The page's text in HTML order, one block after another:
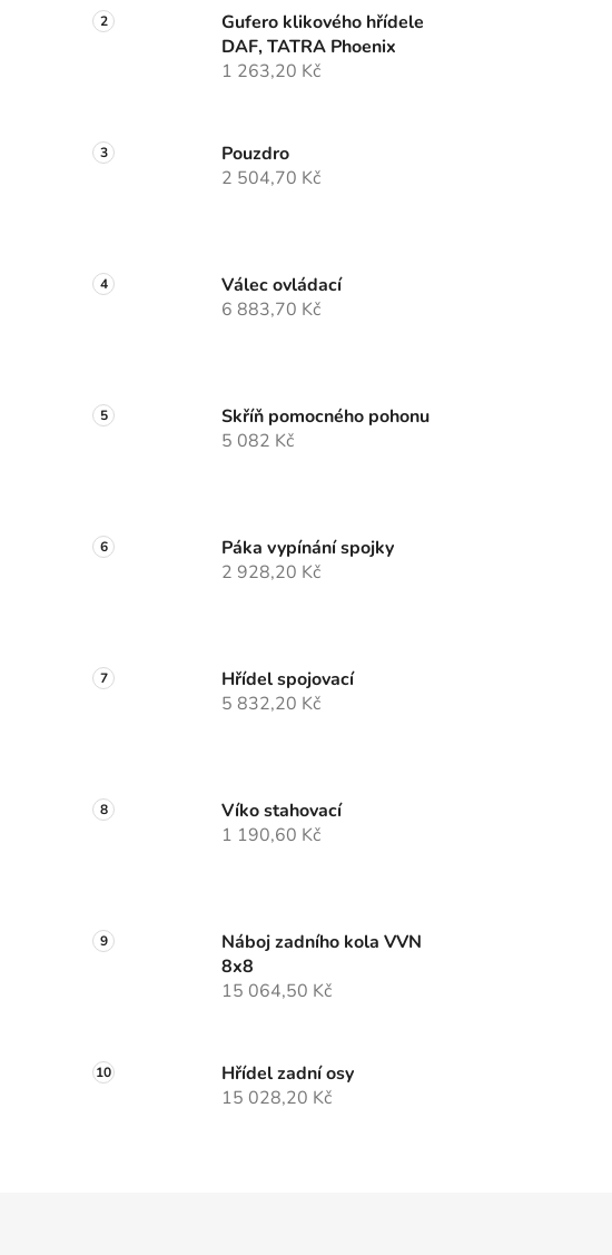
Gufero klikového hřídele
DAF, TATRA Phoenix
1 263,20 Kč
Pouzdro
2 504,70 Kč
Válec ovládací
6 883,70 Kč
Skříň pomocného pohonu
5 082 Kč
Páka vypínání spojky
2 928,20 Kč
Hřídel spojovací
5 832,20 Kč
Víko stahovací
1 190,60 Kč
Náboj zadního kola VVN
8x8
15 064,50 Kč
Hřídel zadní osy
15 028,20 Kč